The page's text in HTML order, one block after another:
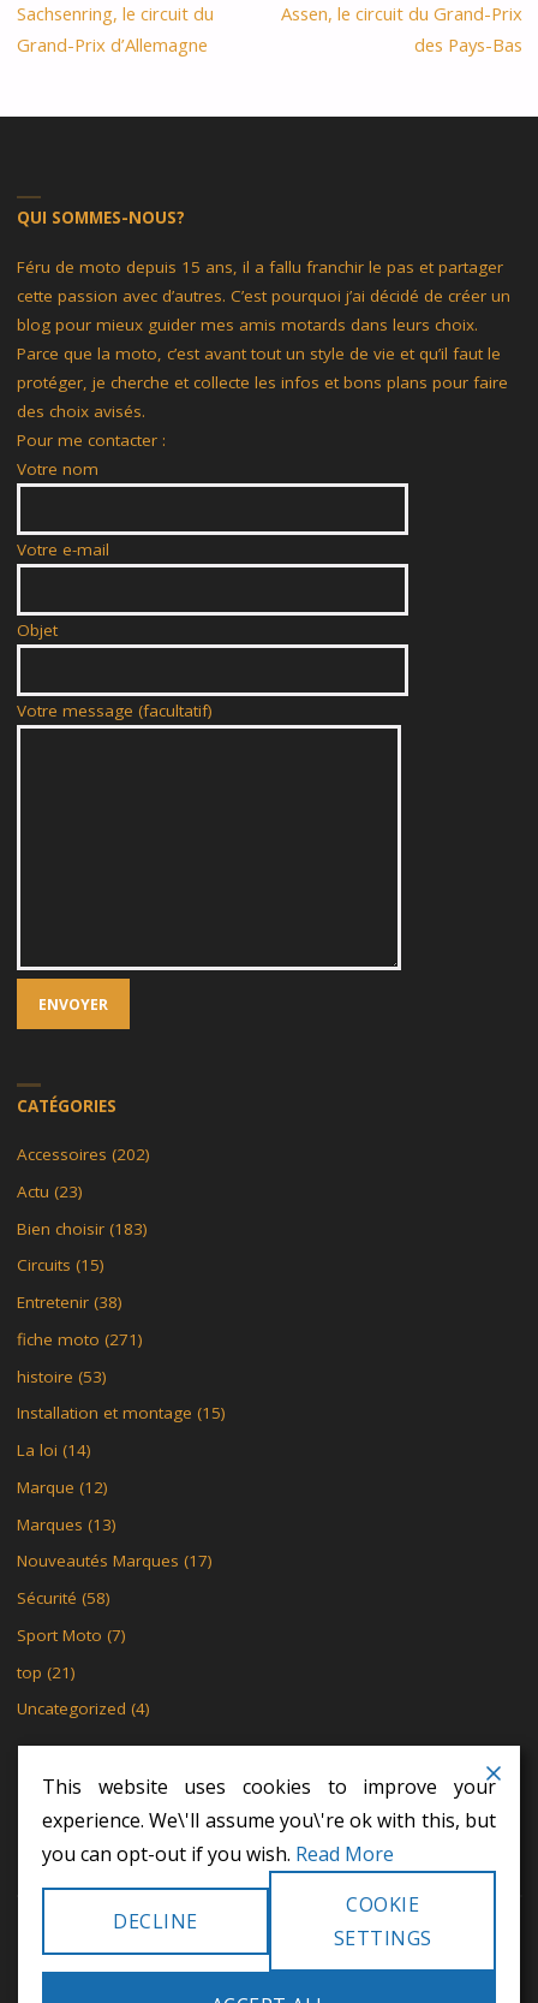
Sachsenring, le circuit du
Grand-Prix d’Allemagne
Assen, le circuit du Grand-Prix
des Pays-Bas
QUI SOMMES-NOUS?
Féru de moto depuis 15 ans, il a fallu franchir le pas et partager
cette passion avec d’autres. C’est pourquoi j’ai décidé de créer un
blog pour mieux guider mes amis motards dans leurs choix.
Parce que la moto, c’est avant tout un style de vie et qu’il faut le
protéger, je cherche et collecte les infos et bons plans pour faire
des choix avisés.
Pour me contacter :
Votre nom
Votre e-mail
Objet
Votre message (facultatif)
CATÉGORIES
Accessoires (202)
Actu (23)
Bien choisir(183)
Circuits (15)
Entretenir(38)
fiche moto (271)
histoire (53)
Installation et montage (15)
La loi (14)
Marque (12)
Marques (13)
Nouveautés Marques (17)
Sécurité (58)
Sport Moto (7)
top (21)
Uncategorized (4)
MENTIONS LÉGALES
POLITIQUE DE CONFIDENTIALITÉ
POLITIQUE DE CONFIDENTIALITÉ
©2024 Khodex - Le motard
This website uses cookies to improve your
experience. We\'ll assume you\'re ok with this, but
you can opt-out if you wish. Read More
DECLINE
COOKIE
SETTINGS